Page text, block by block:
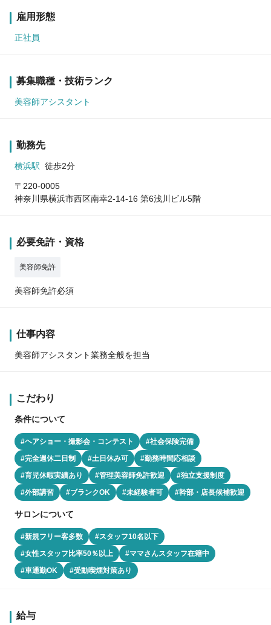
雇用形態
正社員
募集職種・技術ランク
美容師アシスタント
勤務先
横浜駅 徒歩2分
〒220-0005
神奈川県横浜市西区南幸2-14-16 第6浅川ビル5階
必要免許・資格
美容師免許
美容師免許必須
仕事内容
美容師アシスタント業務全般を担当
こだわり
条件について
#ヘアショー・撮影会・コンテスト
#社会保険完備
#完全週休二日制
#土日休み可
#勤務時間応相談
#育児休暇実績あり
#管理美容師免許歓迎
#独立支援制度
#外部講習
#ブランクOK #未経験者可 #幹部・店長候補歓迎
サロンについて
#新規フリー客多数
#スタッフ10名以下
#女性スタッフ比率50％以上
#ママさんスタッフ在籍中
#車通勤OK
#受動喫煙対策あり
給与